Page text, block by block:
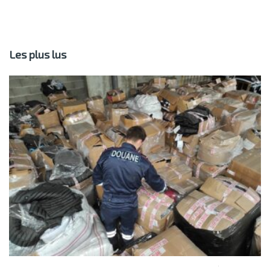
Les plus lus